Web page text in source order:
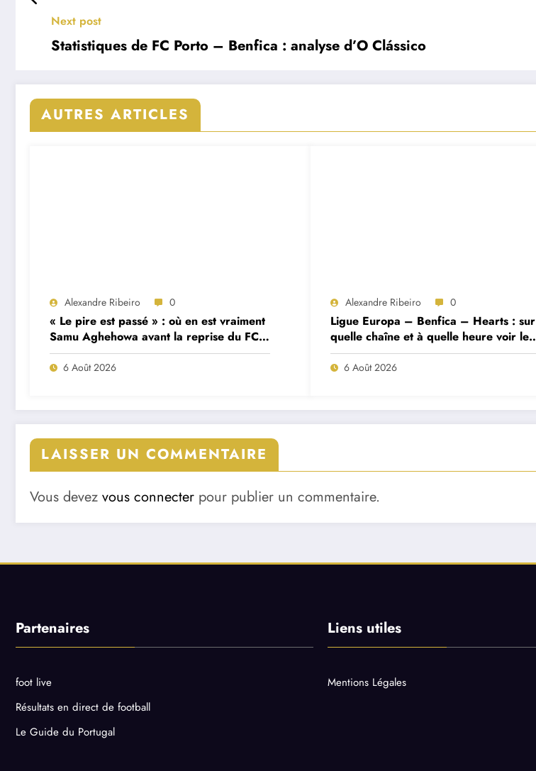
Next post
Statistiques de FC Porto – Benfica : analyse d’O Clássico
AUTRES ARTICLES
Alexandre Ribeiro 0
« Le pire est passé » : où en est vraiment
Samu Aghehowa avant la reprise du FC
Porto ?
6 Août 2026
Alexandre Ribeiro 0
Ligue Europa – Benfica – Hearts : sur
quelle chaîne et à quelle heure voir le
match ?
6 Août 2026
LAISSER UN COMMENTAIRE
Vous devez vous connecter pour publier un commentaire.
Partenaires
foot live
Résultats en direct de football
Le Guide du Portugal
Liens utiles
Mentions Légales